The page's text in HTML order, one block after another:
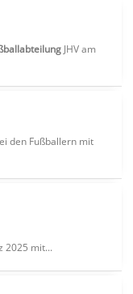
JHV am
den Fußballern mit
2025 mit...